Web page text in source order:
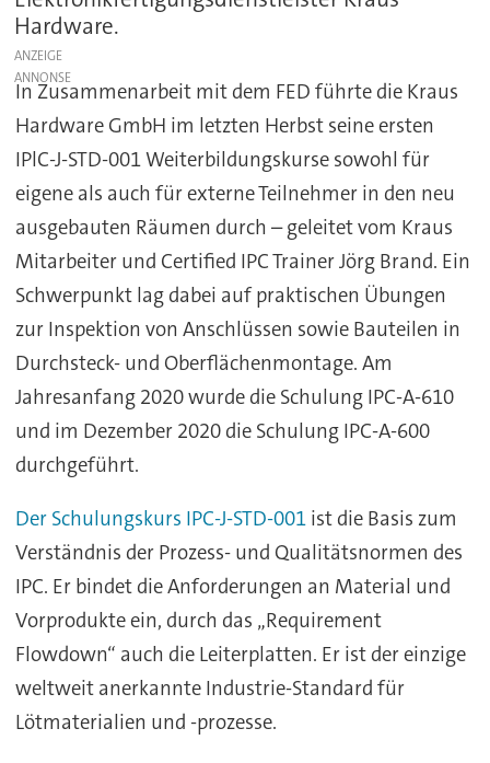
Hardware.
ANZEIGE
In Zusammenarbeit mit dem FED führte die Kraus
Hardware GmbH im letzten Herbst seine ersten
IPlC-J-STD-001 Weiterbildungskurse sowohl für
eigene als auch für externe Teilnehmer in den neu
ausgebauten Räumen durch – geleitet vom Kraus
Mitarbeiter und Certified IPC Trainer Jörg Brand. Ein
Schwerpunkt lag dabei auf praktischen Übungen
zur Inspektion von Anschlüssen sowie Bauteilen in
Durchsteck- und Oberflächenmontage. Am
Jahresanfang 2020 wurde die Schulung IPC-A-610
und im Dezember 2020 die Schulung IPC-A-600
durchgeführt.
Der Schulungskurs IPC-J-STD-001ist die Basis zum
Verständnis der Prozess- und Qualitätsnormen des
IPC. Er bindet die Anforderungen an Material und
Vorprodukte ein, durch das „Requirement
Flowdown“ auch die Leiterplatten. Er ist der einzige
weltweit anerkannte Industrie-Standard für
Lötmaterialien und -prozesse.